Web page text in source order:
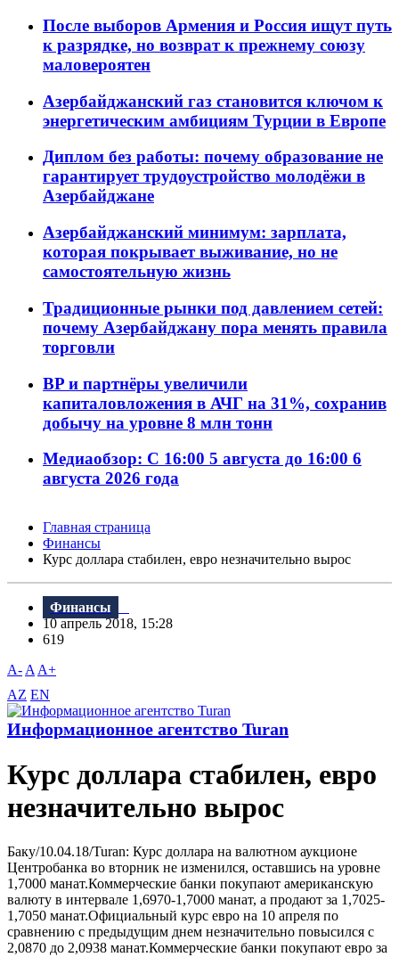
После выборов Армения и Россия ищут путь
к разрядке, но возврат к прежнему союзу
маловероятен
Азербайджанский газ становится ключом к
энергетическим амбициям Турции в Европе
Диплом без работы: почему образование не
гарантирует трудоустройство молодёжи в
Азербайджане
Азербайджанский минимум: зарплата,
которая покрывает выживание, но не
самостоятельную жизнь
Традиционные рынки под давлением сетей:
почему Азербайджану пора менять правила
торговли
BP и партнёры увеличили
капиталовложения в АЧГ на 31%, сохранив
добычу на уровне 8 млн тонн
Медиаобзор: С 16:00 5 августа до 16:00 6
августа 2026 года
Главная страница
Финансы
Курс доллара стабилен, евро незначительно вырос
Финансы
10 апрель 2018, 15:28
619
A- A A+
AZ EN
Информационное агентство Turan
Курс доллара стабилен, евро
незначительно вырос
Баку/10.04.18/Turan: Курс доллара на валютном аукционе
Центробанка во вторник не изменился, оставшись на уровне
1,7000 манат.Коммерческие банки покупают американскую
валюту в интервале 1,6970-1,7000 манат, а продают за 1,7025-
1,7050 манат.Официальный курс евро на 10 апреля по
сравнению с предыдущим днем незначительно повысился с
2,0870 до 2,0938 манат.Коммерческие банки покупают евро за